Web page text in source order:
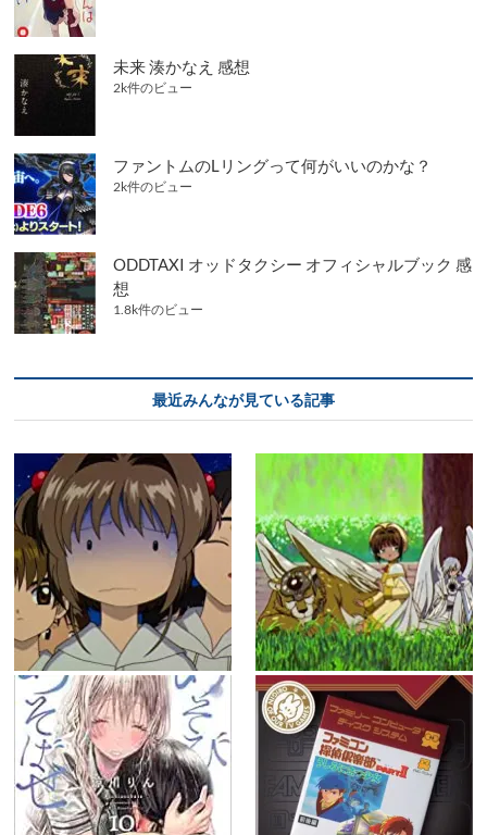
未来 湊かなえ 感想
2k件のビュー
ファントムのLリングって何がいいのかな？
2k件のビュー
ODDTAXI オッドタクシー オフィシャルブック 感
想
1.8k件のビュー
最近みんなが見ている記事